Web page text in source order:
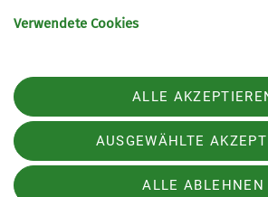
Verwendete Cookies
ALLE
AUSGEWÄHLTE
ALLE ABLEHNEN